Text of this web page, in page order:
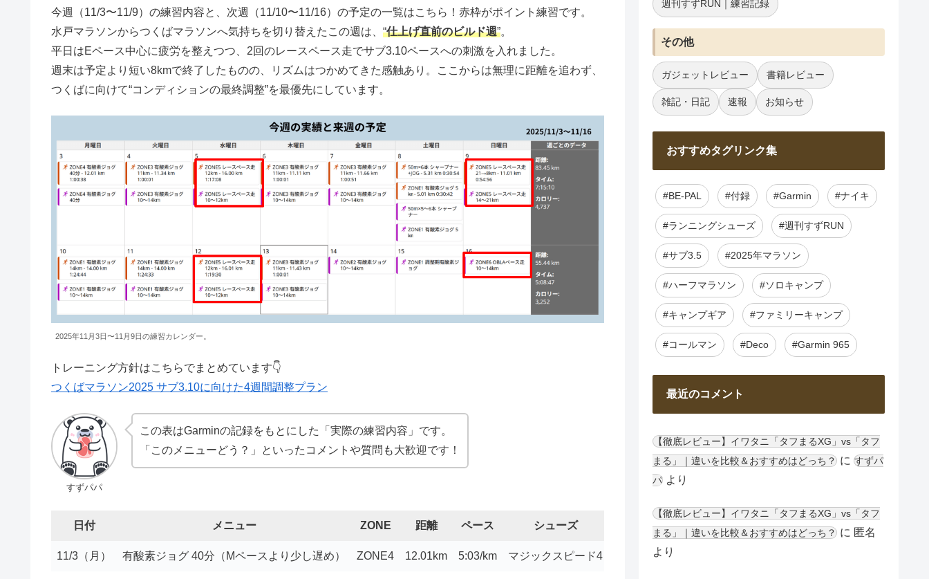
今週（11/3〜11/9）の練習内容と、次週（11/10〜11/16）の予定の一覧はこちら！赤枠がポイント練習です。
水戸マラソンからつくばマラソンへ気持ちを切り替えたこの週は、 “仕上げ直前のビルド週”。
平日はEペース中心に疲労を整えつつ、2回のレースペース走でサブ3.10ペースへの刺激を入れました。
週末は予定より短い8kmで終了したものの、リズムはつかめてきた感触あり。ここからは無理に距離を追わず、
つくばに向けて“コンディションの最終調整”を最優先にしています。
2025年11月3日〜11月9日の練習カレンダー。
トレーニング方針はこちらでまとめています👇
つくばマラソン2025 サブ3.10に向けた4週間調整プラン
すずパパ
この表はGarminの記録をもとにした「実際の練習内容」です。
「このメニューどう？」といったコメントや質問も大歓迎です！
日付 メニュー ZONE 距離 ペース シューズ
11/3（月） 有酸素ジョグ 40分（Mペースより少し遅め） ZONE4 12.01km 5:03/km マジックスピード4
週刊すずRUN｜練習記録
その他
ガジェットレビュー 書籍レビュー
雑記・日記 速報 お知らせ
おすすめタグリンク集
#BE-PAL #付録 #Garmin #ナイキ
#ランニングシューズ #週刊すずRUN
#サブ3.5 #2025年マラソン
#ハーフマラソン #ソロキャンプ
#キャンプギア #ファミリーキャンプ
#コールマン #Deco #Garmin 965
最近のコメント
【徹底レビュー】イワタニ「タフまるXG」vs「タフ
まる」｜違いを比較＆おすすめはどっち？ に すずパ
パ より
【徹底レビュー】イワタニ「タフまるXG」vs「タフ
まる」｜違いを比較＆おすすめはどっち？ に 匿名
より